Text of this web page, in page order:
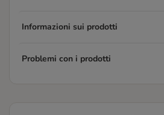
Informazioni sui prodotti
Problemi con i prodotti